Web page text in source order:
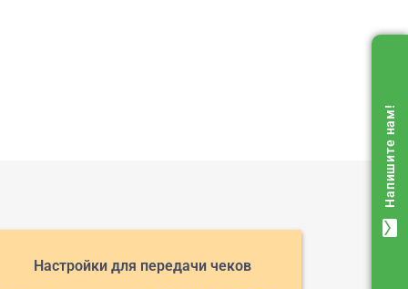
Настройки для передачи чеков
mail
Напишите нам!